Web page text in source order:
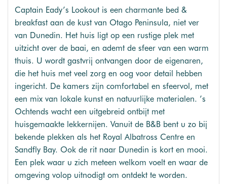
Captain Eady’s Lookout is een charmante bed &
breakfast aan de kust van Otago Peninsula, niet ver
van Dunedin. Het huis ligt op een rustige plek met
uitzicht over de baai, en ademt de sfeer van een warm
thuis. U wordt gastvrij ontvangen door de eigenaren,
die het huis met veel zorg en oog voor detail hebben
ingericht. De kamers zijn comfortabel en sfeervol, met
een mix van lokale kunst en natuurlijke materialen. ’s
Ochtends wacht een uitgebreid ontbijt met
huisgemaakte lekkernijen. Vanuit de B&B bent u zo bij
bekende plekken als het Royal Albatross Centre en
Sandfly Bay. Ook de rit naar Dunedin is kort en mooi.
Een plek waar u zich meteen welkom voelt en waar de
omgeving volop uitnodigt om ontdekt te worden.